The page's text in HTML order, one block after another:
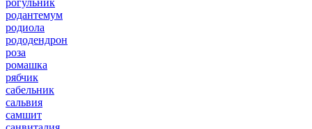
рогульник
родантемум
родиола
рододендрон
роза
ромашка
рябчик
сабельник
сальвия
самшит